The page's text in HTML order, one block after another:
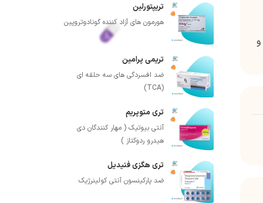
و
تریپتورلین
هورمون های آزاد کننده گونادوتروپین
تریمی پرامین
ضد افسردگی های سه حلقه ای
(TCA)
تری متوپریم
آنتی بیوتیک ( مهار کنندگان دی
هیدرو ردوکتاز )
تری هگزی فنیدیل
ضد پارکینسون آنتی کولینرژیک